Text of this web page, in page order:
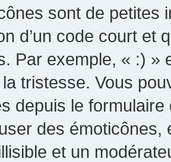
sont de petites
d’un code court et
Par exemple, « :) »
tristesse. Vous
depuis le
des
et un